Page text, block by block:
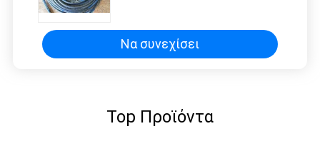
Να συνεχίσει
Top Προϊόντα